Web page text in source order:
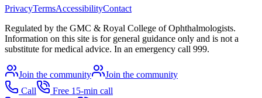
PrivacyTermsAccessibilityContact
Regulated by the GMC & Royal College of Ophthalmologists.
Information on this site is for general guidance only and is not a
substitute for medical advice. In an emergency call 999.
Join the community
Join the community
Call
Free 15-min call